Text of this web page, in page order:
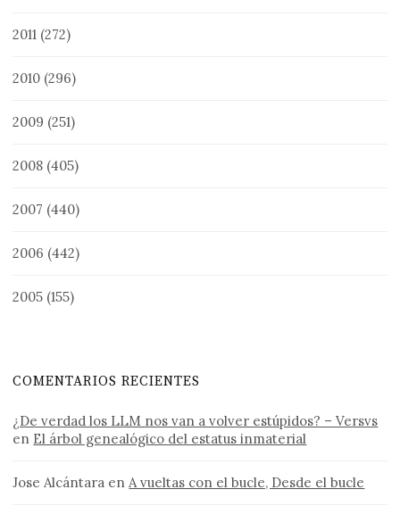
2011 (272)
2010 (296)
2009 (251)
2008 (405)
2007 (440)
2006 (442)
2005 (155)
COMENTARIOS RECIENTES
¿De verdad los LLM nos van a volver estúpidos? – Versvs
en El árbol genealógico del estatus inmaterial
Jose Alcántara en A vueltas con el bucle, Desde el bucle